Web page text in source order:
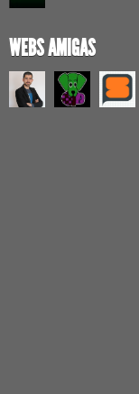
WEBS AMIGAS